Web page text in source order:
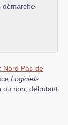
démarche
Nord Pas de
Logiciels
ou non, débutant